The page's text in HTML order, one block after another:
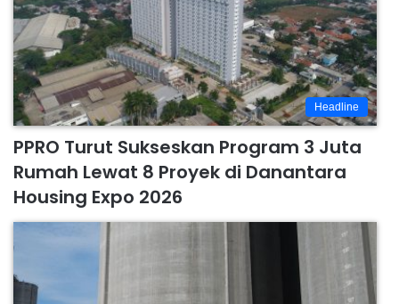
Headline
PPRO Turut Sukseskan Program 3 Juta
Rumah Lewat 8 Proyek di Danantara
Housing Expo 2026